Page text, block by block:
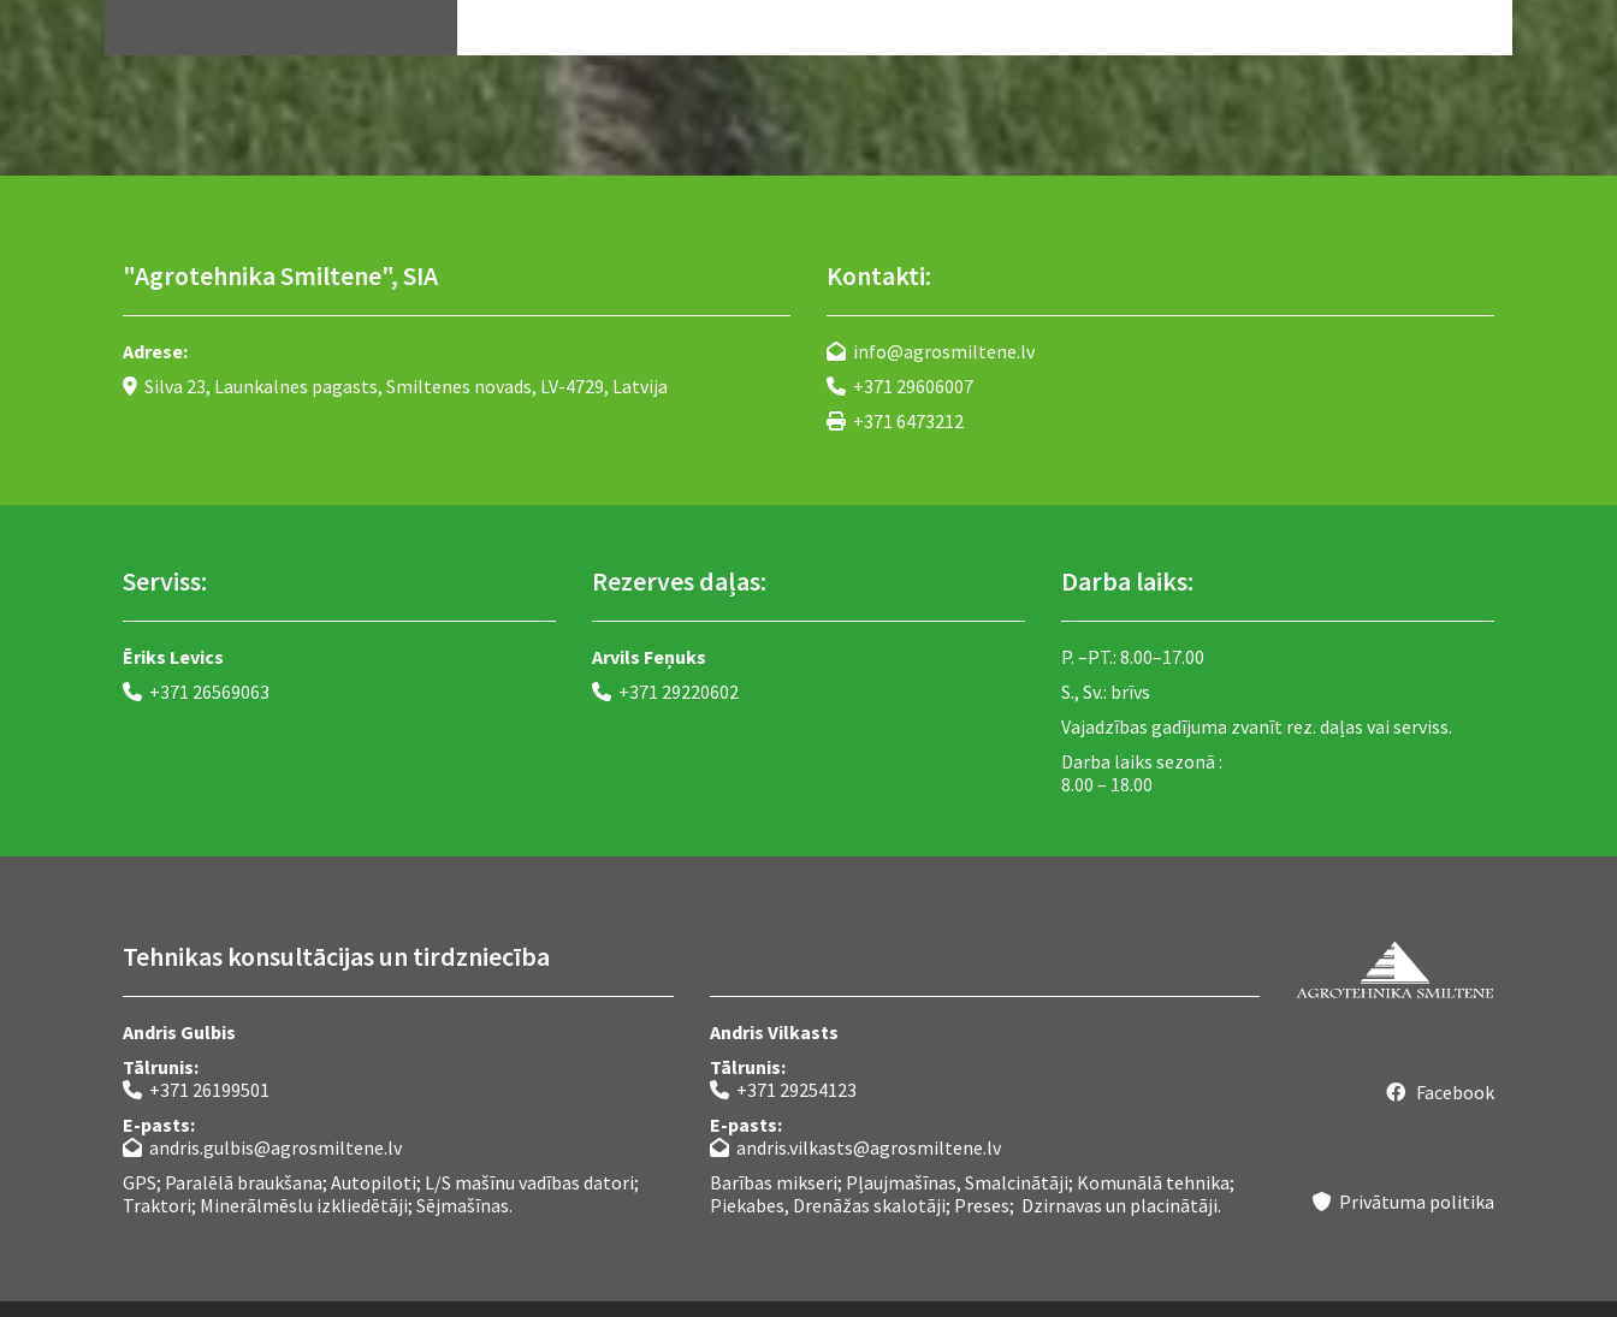
"Agrotehnika Smiltene", SIA
Adrese:
 Silva 23, Launkalnes pagasts, Smiltenes novads, LV-4729, Latvija
Kontakti:
 info@agrosmiltene.lv
 +371 29606007
 +371 6473212
Serviss:
Ēriks Levics
 +371 26569063
Rezerves daļas:
Arvils Feņuks
+371 29220602
Darba laiks:
P. –PT.: 8.00–17.00
S., Sv.: brīvs
Vajadzības gadījuma zvanīt rez. daļas vai serviss.
Darba laiks sezonā :
8.00 – 18.00
Tehnikas konsultācijas un tirdzniecība
Andris Gulbis
Tālrunis:
 +371 26199501
E-pasts:
 andris.gulbis@agrosmiltene.lv
GPS; Paralēlā braukšana; Autopiloti; L/S mašīnu vadības datori;
Traktori; Minerālmēslu izkliedētāji; Sējmašīnas.
Andris Vilkasts
Tālrunis:
+371 29254123
E-pasts:
andris.vilkasts@agrosmiltene.lv
Barības mikseri; Pļaujmašīnas, Smalcinātāji; Komunālā tehnika;
Piekabes, Drenāžas skalotāji; Preses; Dzirnavas un placinātāji.
 Facebook
 Privātuma politika